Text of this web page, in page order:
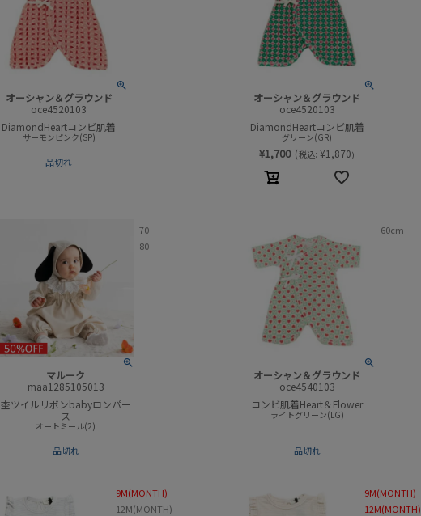
オーシャン＆グラウンド
oce4520103
DiamondHeartコンビ肌着
サーモンピンク(SP)
品切れ
オーシャン＆グラウンド
oce4520103
DiamondHeartコンビ肌着
グリーン(GR)
¥1,700 (税込: ¥1,870)
マルーク
maa1285105013
杢ツイルリボンbabyロンパー
ス
オートミール(2)
品切れ
70
80
オーシャン＆グラウンド
oce4540103
コンビ肌着Heart＆Flower
ライトグリーン(LG)
品切れ
60cm
9M(MONTH)
12M(MONTH)
9M(MONTH)
12M(MONTH)